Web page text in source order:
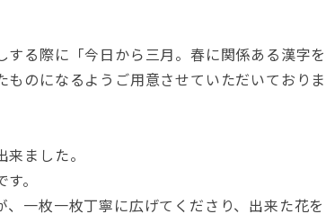
る際に「今日から三月。春に関係ある漢字
のになるようご用意させていただいておりま
ました。
。
、一枚一枚丁寧に広げてくださり、出来た花